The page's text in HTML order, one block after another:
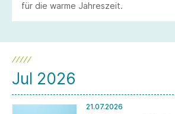
für die warme Jahreszeit.
Jul 2026
21.07.2026